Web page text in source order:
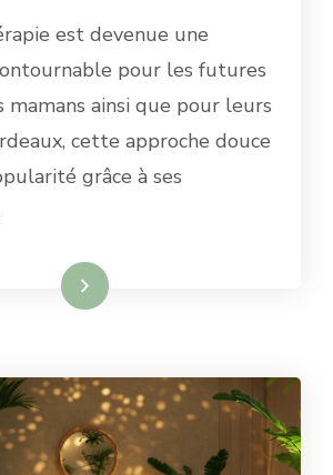
est devenue une
pour les futures
ainsi que pour leurs
cette approche douce
grâce à ses
Lire la suite